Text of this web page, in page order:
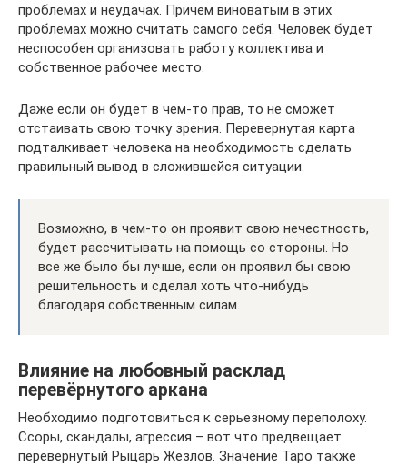
проблемах и неудачах. Причем виноватым в этих
проблемах можно считать самого себя. Человек будет
неспособен организовать работу коллектива и
собственное рабочее место.
Даже если он будет в чем-то прав, то не сможет
отстаивать свою точку зрения. Перевернутая карта
подталкивает человека на необходимость сделать
правильный вывод в сложившейся ситуации.
Возможно, в чем-то он проявит свою нечестность,
будет рассчитывать на помощь со стороны. Но
все же было бы лучше, если он проявил бы свою
решительность и сделал хоть что-нибудь
благодаря собственным силам.
Влияние на любовный расклад
перевёрнутого аркана
Необходимо подготовиться к серьезному переполоху.
Ссоры, скандалы, агрессия – вот что предвещает
перевернутый Рыцарь Жезлов. Значение Таро также